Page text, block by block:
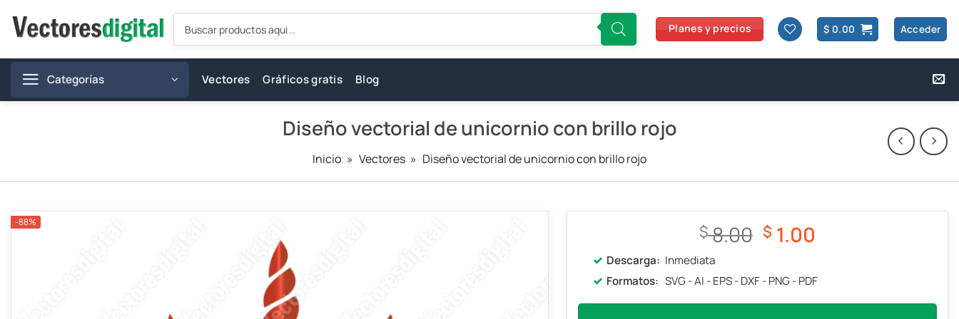
Búsqueda
productos
Planes y precios $ 0.00 Acceder
Categorías Vectores Gráficos gratis Blog
Diseño vectorial de unicornio con brillo rojo
Inicio » Vectores » Diseño vectorial de unicornio con brillo rojo
-88% $8.00 El
original
era:
$ 1.00
actual
Descarga: Inmediata
Formatos: SVG - AI - EPS - DXF - PNG - PDF